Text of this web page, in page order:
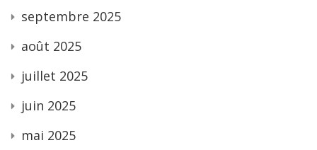
septembre 2025
août 2025
juillet 2025
juin 2025
mai 2025